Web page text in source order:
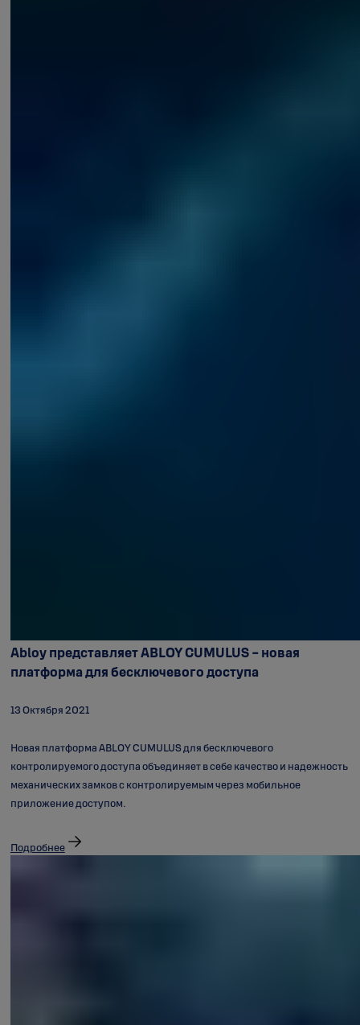
Abloy представляет ABLOY CUMULUS - новая
платформа для бесключевого доступа
13 Октября 2021
Новая платформа ABLOY CUMULUS для бесключевого
контролируемого доступа объединяет в себе качество и надежность
механических замков с контролируемым через мобильное
приложение доступом.
Подробнее